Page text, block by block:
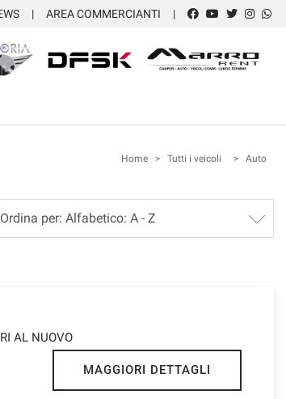
AREA COMMERCIANTI
Home > Tutti i veicoli > Auto
AL NUOVO
MAGGIORI DETTAGLI